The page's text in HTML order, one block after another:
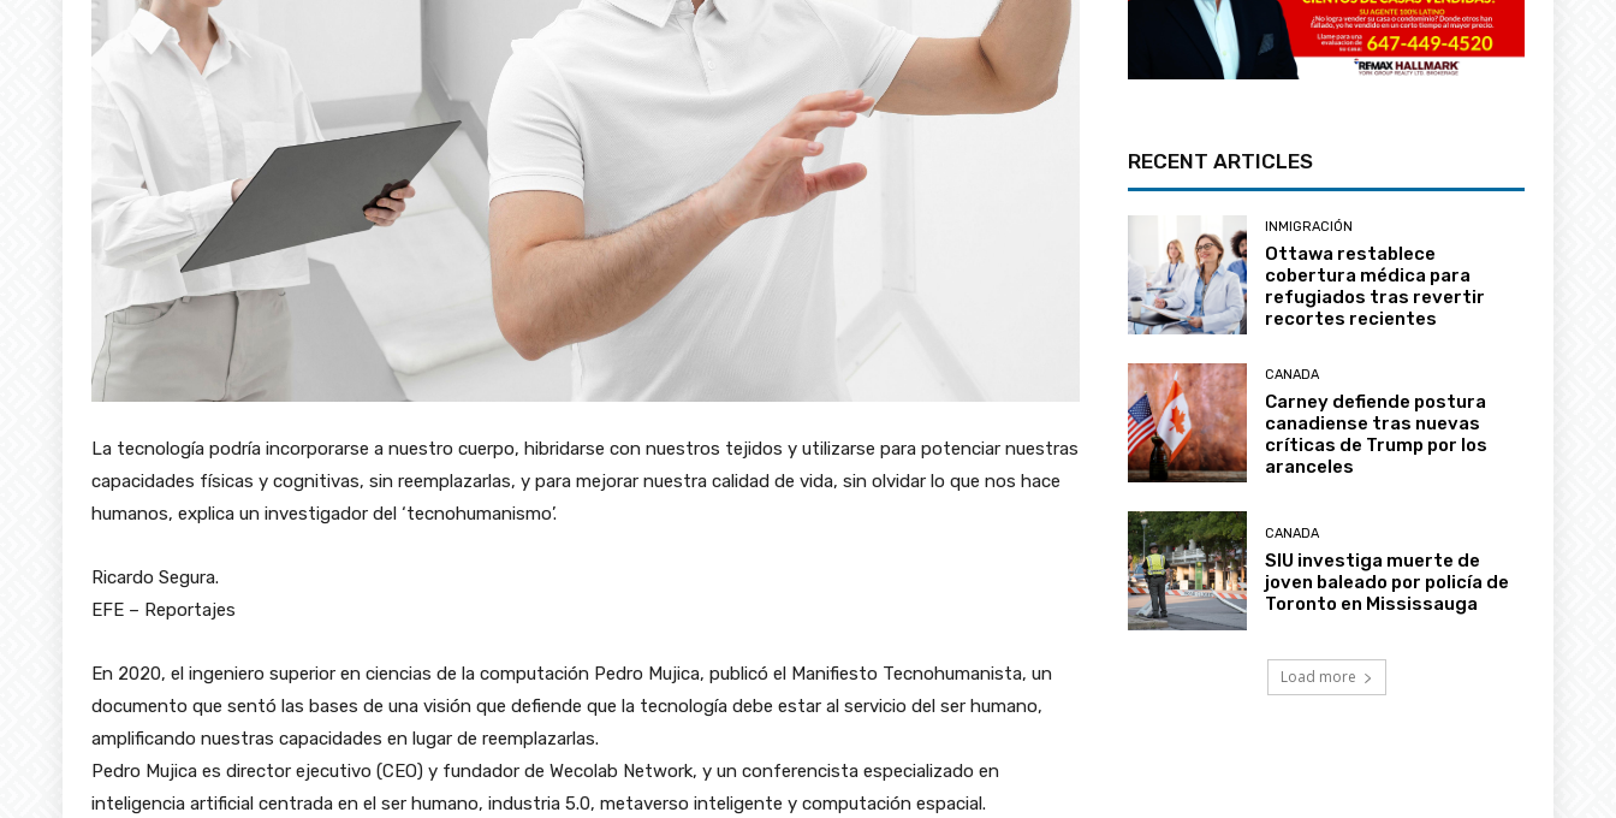
La tecnología podría incorporarse a nuestro cuerpo, hibridarse con nuestros tejidos y utilizarse para potenciar nuestras
capacidades físicas y cognitivas, sin reemplazarlas, y para mejorar nuestra calidad de vida, sin olvidar lo que nos hace
humanos, explica un investigador del ‘tecnohumanismo’.
Ricardo Segura.
EFE – Reportajes
En 2020, el ingeniero superior en ciencias de la computación Pedro Mujica, publicó el Manifiesto Tecnohumanista, un
documento que sentó las bases de una visión que defiende que la tecnología debe estar al servicio del ser humano,
amplificando nuestras capacidades en lugar de reemplazarlas.
Pedro Mujica es director ejecutivo (CEO) y fundador de Wecolab Network, y un conferencista especializado en
inteligencia artificial centrada en el ser humano, industria 5.0, metaverso inteligente y computación espacial.
RECENT ARTICLES
INMIGRACIÓN
Ottawa restablece
cobertura médica para
refugiados tras revertir
recortes recientes
CANADA
Carney defiende postura
canadiense tras nuevas
críticas de Trump por los
aranceles
CANADA
SIU investiga muerte de
joven baleado por policía de
Toronto en Mississauga
Load more